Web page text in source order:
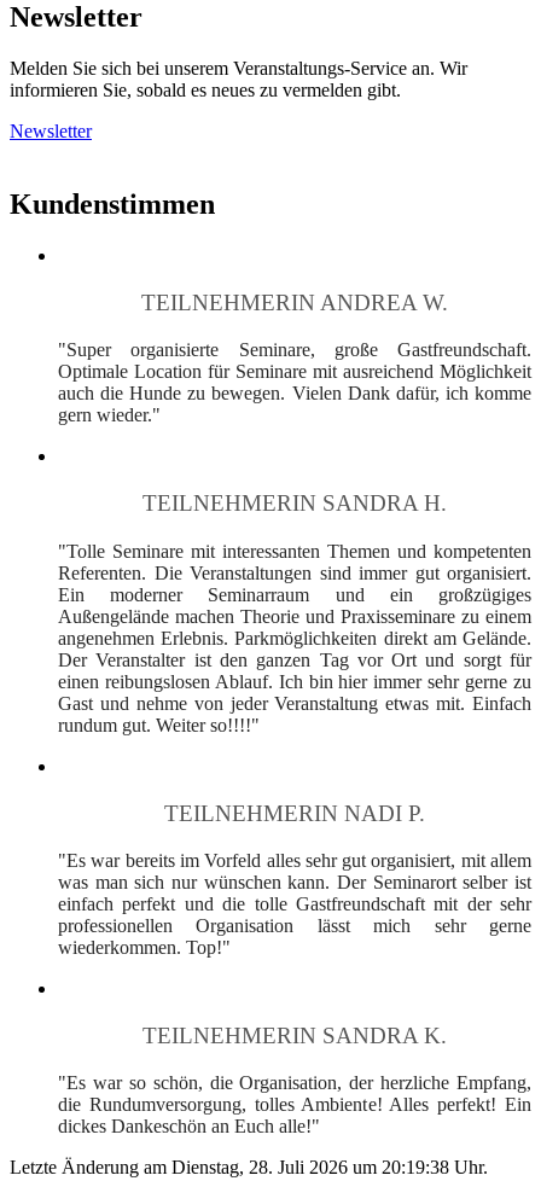
Newsletter
Melden Sie sich bei unserem Veranstaltungs-Service an. Wir
informieren Sie, sobald es neues zu vermelden gibt.
Newsletter
Kundenstimmen
TEILNEHMERIN ANDREA W.
"Super organisierte Seminare, große Gastfreundschaft.
Optimale Location für Seminare mit ausreichend Möglichkeit
auch die Hunde zu bewegen. Vielen Dank dafür, ich komme
gern wieder."
TEILNEHMERIN SANDRA H.
"Tolle Seminare mit interessanten Themen und kompetenten
Referenten. Die Veranstaltungen sind immer gut organisiert.
Ein moderner Seminarraum und ein großzügiges
Außengelände machen Theorie und Praxisseminare zu einem
angenehmen Erlebnis. Parkmöglichkeiten direkt am Gelände.
Der Veranstalter ist den ganzen Tag vor Ort und sorgt für
einen reibungslosen Ablauf. Ich bin hier immer sehr gerne zu
Gast und nehme von jeder Veranstaltung etwas mit. Einfach
rundum gut. Weiter so!!!!"
TEILNEHMERIN NADI P.
"Es war bereits im Vorfeld alles sehr gut organisiert, mit allem
was man sich nur wünschen kann. Der Seminarort selber ist
einfach perfekt und die tolle Gastfreundschaft mit der sehr
professionellen Organisation lässt mich sehr gerne
wiederkommen. Top!"
TEILNEHMERIN SANDRA K.
"Es war so schön, die Organisation, der herzliche Empfang,
die Rundumversorgung, tolles Ambiente! Alles perfekt! Ein
dickes Dankeschön an Euch alle!"
Letzte Änderung am Dienstag, 28. Juli 2026 um 20:19:38 Uhr.